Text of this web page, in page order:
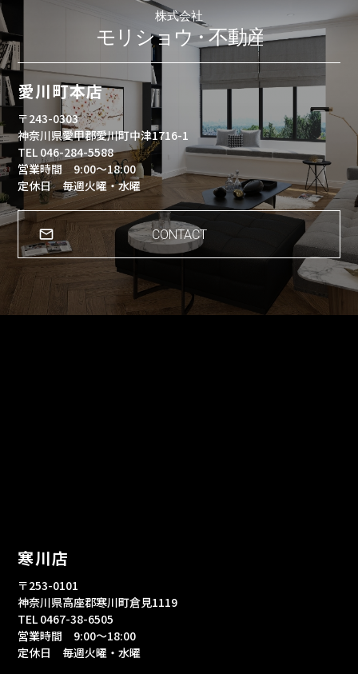
愛川町本店
〒243-0303
神奈川県愛甲郡愛川町中津1716-1
TEL 046-284-5588
営業時間 9:00～18:00
定休日 毎週火曜・水曜
CONTACT
寒川店
〒253-0101
神奈川県高座郡寒川町倉見1119
TEL 0467-38-6505
営業時間 9:00～18:00
定休日 毎週火曜・水曜